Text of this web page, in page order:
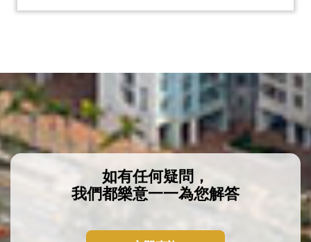
如有任何疑問，
我們都樂意一一為您解答